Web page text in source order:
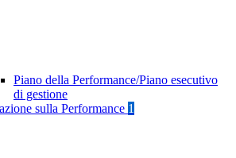
Piano della Performance/Piano esecutivo
di gestione
sulla Performance 1